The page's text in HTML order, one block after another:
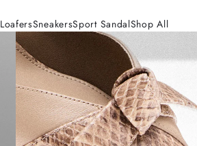
LoafersSneakersSport SandalShop All